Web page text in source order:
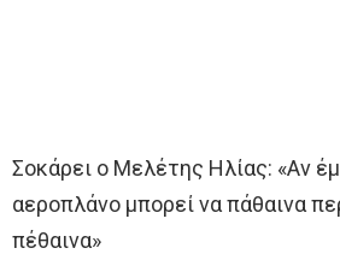
Σοκάρει ο Μελέτης Ηλίας: «Αν
αεροπλάνο μπορεί να πάθαινα
πέθαινα»